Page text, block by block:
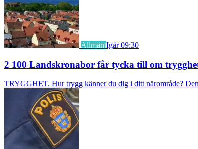
AllmäntIgår 09:30
2 100 Landskronabor får tycka till om
TRYGGHET. Hur trygg känner du dig i ditt närområde?